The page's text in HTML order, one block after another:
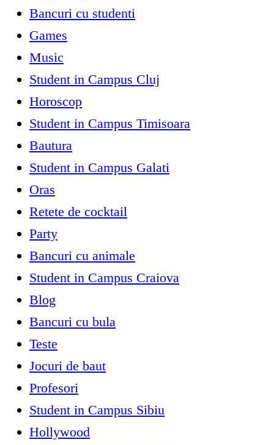
Bancuri cu studenti
Games
Music
Student in Campus Cluj
Horoscop
Student in Campus Timisoara
Bautura
Student in Campus Galati
Oras
Retete de cocktail
Party
Bancuri cu animale
Student in Campus Craiova
Blog
Bancuri cu bula
Teste
Jocuri de baut
Profesori
Student in Campus Sibiu
Hollywood